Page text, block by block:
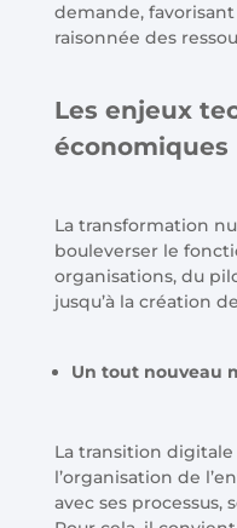
demande,
raisonnée des
Les enjeux
économiques
La transformation
bouleverser le
organisations, du
jusqu’à la création
Un tout nouveau
La transition
l’organisation de
avec ses processus,